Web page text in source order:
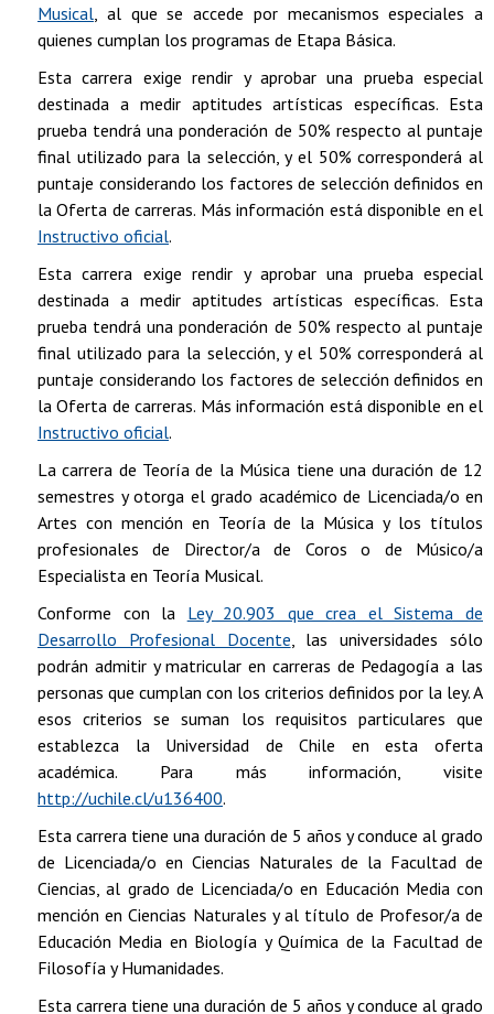
Musical , al que se accede por mecanismos especiales a
quienes cumplan los programas de Etapa Básica.
Esta carrera exige rendir y aprobar una prueba especial
destinada a medir aptitudes artísticas específicas. Esta
prueba tendrá una ponderación de 50% respecto al puntaje
final utilizado para la selección, y el 50% corresponderá al
puntaje considerando los factores de selección definidos en
la Oferta de carreras. Más información está disponible en el
Instructivo oficial.
Esta carrera exige rendir y aprobar una prueba especial
destinada a medir aptitudes artísticas específicas. Esta
prueba tendrá una ponderación de 50% respecto al puntaje
final utilizado para la selección, y el 50% corresponderá al
puntaje considerando los factores de selección definidos en
la Oferta de carreras. Más información está disponible en el
Instructivo oficial.
La carrera de Teoría de la Música tiene una duración de 12
semestres y otorga el grado académico de Licenciada/o en
Artes con mención en Teoría de la Música y los títulos
profesionales de Director/a de Coros o de Músico/a
Especialista en Teoría Musical.
Conforme con la Ley 20.903 que crea el Sistema de
Desarrollo Profesional Docente , las universidades sólo
podrán admitir y matricular en carreras de Pedagogía a las
personas que cumplan con los criterios definidos por la ley. A
esos criterios se suman los requisitos particulares que
establezca la Universidad de Chile en esta oferta
académica. Para más información, visite
http://uchile.cl/u136400.
Esta carrera tiene una duración de 5 años y conduce al grado
de Licenciada/o en Ciencias Naturales de la Facultad de
Ciencias, al grado de Licenciada/o en Educación Media con
mención en Ciencias Naturales y al título de Profesor/a de
Educación Media en Biología y Química de la Facultad de
Filosofía y Humanidades.
Esta carrera tiene una duración de 5 años y conduce al grado